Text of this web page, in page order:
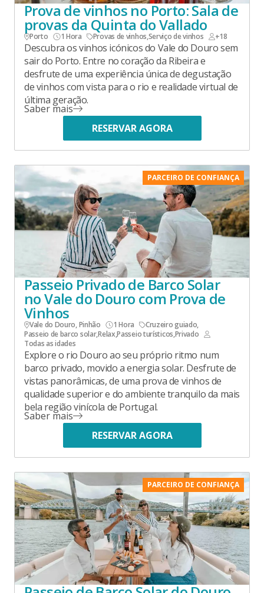
Prova de vinhos no Porto: Sala de
provas da Quinta do Vallado
Porto 1 Hora Provas de vinhos,Serviço de vinhos +18
Descubra os vinhos icónicos do Vale do Douro sem
sair do Porto. Entre no coração da Ribeira e
desfrute de uma experiência única de degustação
de vinhos com vista para o rio e realidade virtual de
última geração.
Saber mais
RESERVAR AGORA
PARCEIRO DE CONFIANÇA
Passeio Privado de Barco Solar
no Vale do Douro com Prova de
Vinhos
Vale do Douro, Pinhão 1 Hora Cruzeiro guiado,
Passeio de barco solar,Relax,Passeio turísticos,Privado
Todas as idades
Explore o rio Douro ao seu próprio ritmo num
barco privado, movido a energia solar. Desfrute de
vistas panorâmicas, de uma prova de vinhos de
qualidade superior e do ambiente tranquilo da mais
bela região vinícola de Portugal.
Saber mais
RESERVAR AGORA
PARCEIRO DE CONFIANÇA